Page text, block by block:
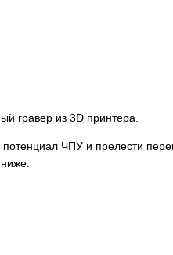
гравер из 3D принтера.
ЧПУ и прелести